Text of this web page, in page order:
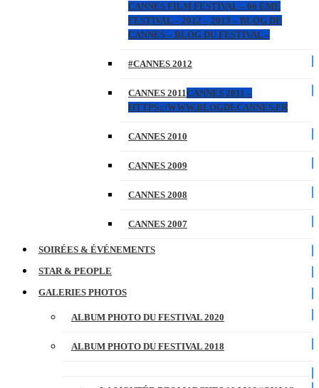
CANNES FILM FESTIVAL – 66 EME
FESTIVAL – 2012 – 2013 – BLOG DE
CANNES – BLOG DU FESTIVAL –
#CANNES 2012
CANNES 2011CANNES 2011 –
HTTPS://WWW.BLOGDECANNES.FR
CANNES 2010
CANNES 2009
CANNES 2008
CANNES 2007
SOIRÉES & ÉVÉNEMENTS
STAR & PEOPLE
GALERIES PHOTOS
ALBUM PHOTO DU FESTIVAL 2020
ALBUM PHOTO DU FESTIVAL 2018